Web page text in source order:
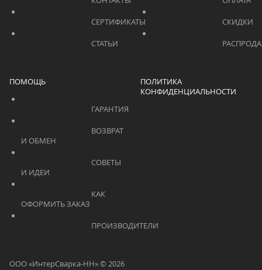
ООО «ИнтерСварка-НН» © 2026
ПОМОЩЬ
ПОЛИТИКА
КОНФИДЕНЦИАЛЬНОСТИ